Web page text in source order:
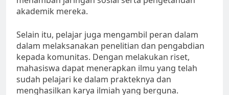
akademik mereka.
Selain itu, pelajar juga mengambil peran dalam
dalam melaksanakan penelitian dan pengabdian
kepada komunitas. Dengan melakukan riset,
mahasiswa dapat menerapkan ilmu yang telah
sudah pelajari ke dalam prakteknya dan
menghasilkan karya ilmiah yang berguna.